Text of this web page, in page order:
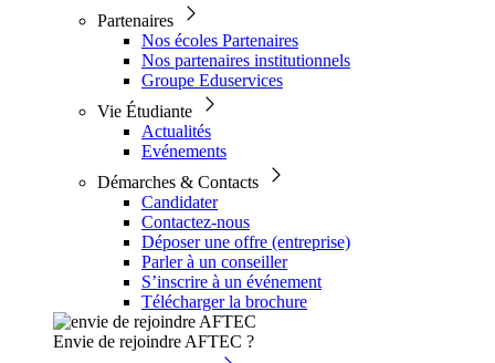
Partenaires
Nos écoles Partenaires
Nos partenaires institutionnels
Groupe Eduservices
Vie Étudiante
Actualités
Evénements
Démarches & Contacts
Candidater
Contactez-nous
Déposer une offre (entreprise)
Parler à un conseiller
S’inscrire à un événement
Télécharger la brochure
Envie de rejoindre AFTEC ?